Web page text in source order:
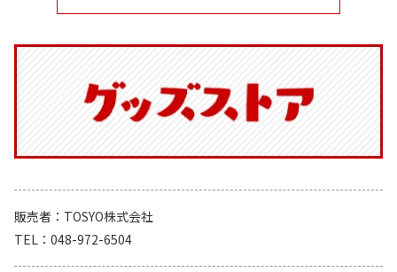
販売者
TOSYO株式会社
TEL
048-972-6504